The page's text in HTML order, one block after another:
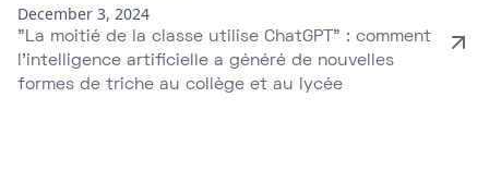
December 3, 2024
"La moitié de la classe utilise ChatGPT" : comment
l'intelligence artificielle a généré de nouvelles
formes de triche au collège et au lycée